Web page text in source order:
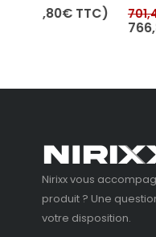
701,43€ Le
prix
639,00
TTC)
Nirixx vous
produit ? Une
votre disposition.